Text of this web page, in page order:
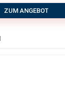
ZUM ANGEBOT